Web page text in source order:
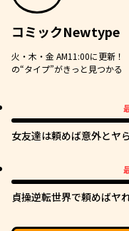
コミックNewtype
火・木・金 AM11:00に更新
の“タイプ”がきっと見つか
女友達は頼めば意外とヤ
貞操逆転世界で頼めばヤ